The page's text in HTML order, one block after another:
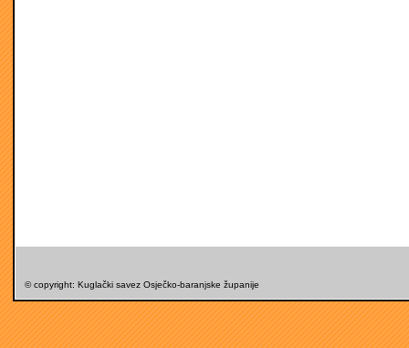
© copyright: Kuglački savez Osječko-baranjske županije